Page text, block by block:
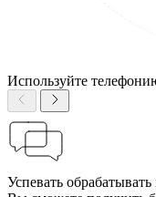
Используйте
Успевать